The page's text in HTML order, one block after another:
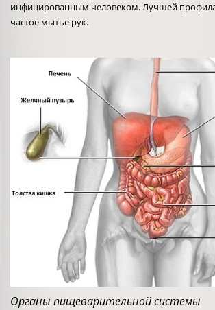
инфицированным человеком. Лучшей
частое мытье рук.
Органы пищеварительной системы